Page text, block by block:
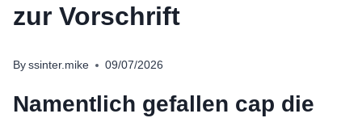
zur Vorschrift
By ssinter.mike 09/07/2026
Namentlich gefallen cap die